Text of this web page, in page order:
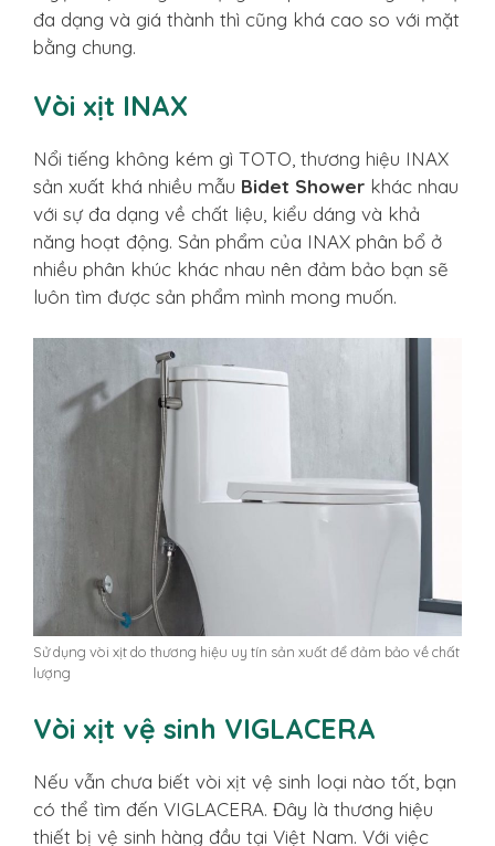
đa dạng và giá thành thì cũng khá cao so với mặt
bằng chung.
Vòi xịt INAX
Nổi tiếng không kém gì TOTO, thương hiệu INAX
sản xuất khá nhiều mẫu Bidet Shower khác nhau
với sự đa dạng về chất liệu, kiểu dáng và khả
năng hoạt động. Sản phẩm của INAX phân bổ ở
nhiều phân khúc khác nhau nên đảm bảo bạn sẽ
luôn tìm được sản phẩm mình mong muốn.
Sử dụng vòi xịt do thương hiệu uy tín sản xuất để đảm bảo về chất
lượng
Vòi xịt vệ sinh VIGLACERA
Nếu vẫn chưa biết vòi xịt vệ sinh loại nào tốt , bạn
có thể tìm đến VIGLACERA. Đây là thương hiệu
thiết bị vệ sinh hàng đầu tại Việt Nam. Với việc